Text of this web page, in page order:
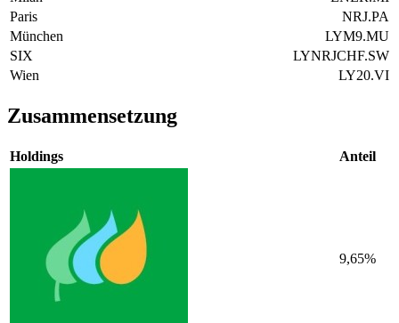
Paris
NRJ.PA
München
LYM9.MU
SIX
LYNRJCHF.SW
Wien
LY20.VI
Zusammensetzung
Holdings Anteil
9,65%